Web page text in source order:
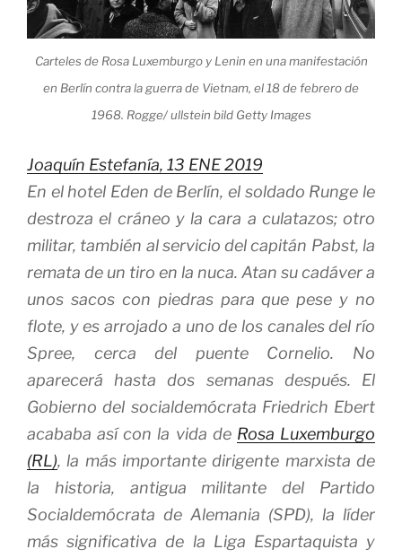
Carteles de Rosa Luxemburgo y Lenin en una manifestación
en Berlín contra la guerra de Vietnam, el 18 de febrero de
1968. Rogge/ ullstein bild Getty Images
Joaquín Estefanía, 13 ENE 2019
En el hotel Eden de Berlín, el soldado Runge le
destroza el cráneo y la cara a culatazos; otro
militar, también al servicio del capitán Pabst, la
remata de un tiro en la nuca. Atan su cadáver a
unos sacos con piedras para que pese y no
flote, y es arrojado a uno de los canales del río
Spree, cerca del puente Cornelio. No
aparecerá hasta dos semanas después. El
Gobierno del socialdemócrata Friedrich Ebert
acababa así con la vida de Rosa Luxemburgo
(RL), la más importante dirigente marxista de
la historia, antigua militante del Partido
Socialdemócrata de Alemania (SPD), la líder
más significativa de la Liga Espartaquista y